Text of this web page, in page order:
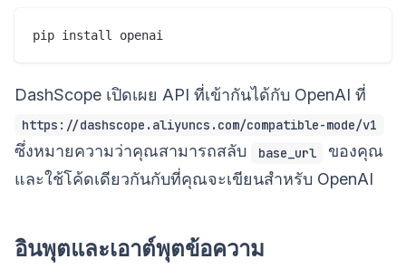
DashScope เปิดเผย API ที่เข้ากันได้กับ OpenAI ที่
https://dashscope.aliyuncs.com/compatible-mode/v1
ซึ่งหมายความว่าคุณสามารถสลับ base_url
ของคุณ
และใช้โค้ดเดียวกันกับที่คุณจะเขียนสำหรับ OpenAI
อินพุตและเอาต์พุตข้อความ